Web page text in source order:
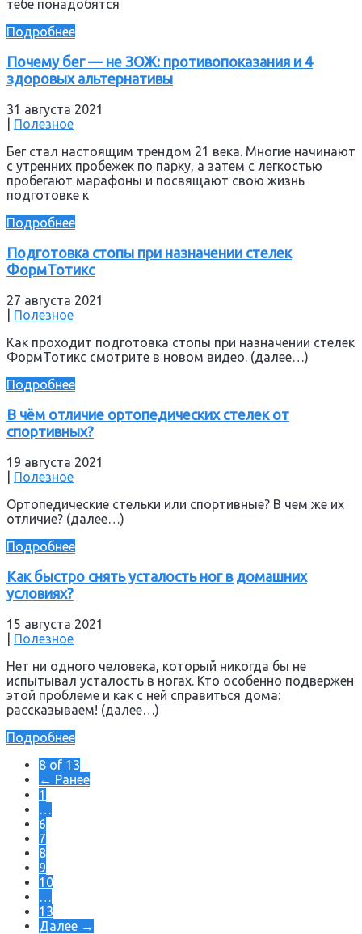
тебе понадобятся
Подробнее
Почему бег — не ЗОЖ: противопоказания и 4
здоровых альтернативы
31 августа 2021
Полезное
Бег стал настоящим трендом 21 века. Многие начинают
с утренних пробежек по парку, а затем с легкостью
пробегают марафоны и посвящают свою жизнь
подготовке к
Подробнее
Подготовка стопы при назначении стелек
ФормТотикс
27 августа 2021
Полезное
Как проходит подготовка стопы при назначении стелек
ФормТотикс смотрите в новом видео. (далее…)
Подробнее
В чём отличие ортопедических стелек от
спортивных?
19 августа 2021
Полезное
Ортопедические стельки или спортивные? В чем же их
отличие? (далее…)
Подробнее
Как быстро снять усталость ног в домашних
условиях?
15 августа 2021
Полезное
Нет ни одного человека, который никогда бы не
испытывал усталость в ногах. Кто особенно подвержен
этой проблеме и как с ней справиться дома:
рассказываем! (далее…)
Подробнее
8 of 13
← Ранее
1
…
6
7
8
9
10
…
13
Далее →